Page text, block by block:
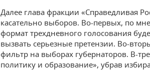
Далее глава фракции «Справедливая
касательно выборов. Во-первых, по
формат трехдневного голосования
вызвать серьезные претензии. Во-
фильтр на выборах губернаторов. В-
политику и образование», убрав